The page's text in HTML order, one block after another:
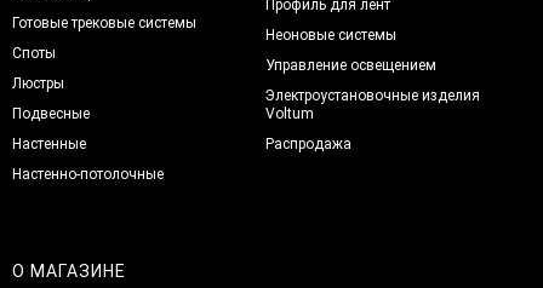
Готовые трековые системы
Споты
Люстры
Подвесные
Настенные
Настенно-потолочные
Профиль для лент
Неоновые системы
Управление освещением
Электроустановочные изделия
Voltum
Распродажа
О МАГАЗИНЕ